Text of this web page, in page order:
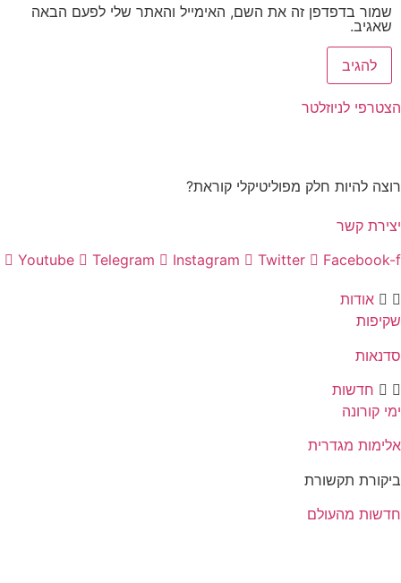
שמור בדפדפן זה את השם, האימייל והאתר שלי לפעם הבאה
שאגיב.
הצטרפי לניוזלטר
רוצה להיות חלק מפוליטיקלי קוראת?
יצירת קשר
Youtube
Telegram Instagram Twitter Facebook-f
אודות
שקיפות
סדנאות
חדשות
ימי קורונה
אלימות מגדרית
ביקורת תקשורת
חדשות מהעולם